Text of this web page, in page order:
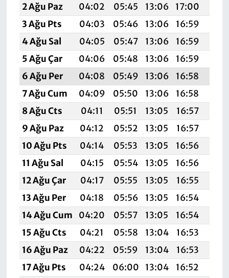
2 Ağu Paz
04:02 05:45 13:06 17:00
3 Ağu Pts
04:03 05:46 13:06 16:59
4 Ağu Sal
04:05 05:47 13:06 16:59
5 Ağu Çar
04:06 05:48 13:06 16:59
6 Ağu Per
04:08 05:49 13:06 16:58
7 Ağu Cum
04:09 05:50 13:06 16:58
8 Ağu Cts
04:11 05:51 13:05 16:57
9 Ağu Paz
04:12 05:52 13:05 16:57
10 Ağu Pts
04:14 05:53 13:05 16:56
11 Ağu Sal
04:15 05:54 13:05 16:56
12 Ağu Çar
04:17 05:55 13:05 16:55
13 Ağu Per
04:18 05:56 13:05 16:54
14 Ağu Cum
04:20 05:57 13:05 16:54
15 Ağu Cts
04:21 05:58 13:04 16:53
16 Ağu Paz
04:22 05:59 13:04 16:53
17 Ağu Pts
04:24 06:00 13:04 16:52